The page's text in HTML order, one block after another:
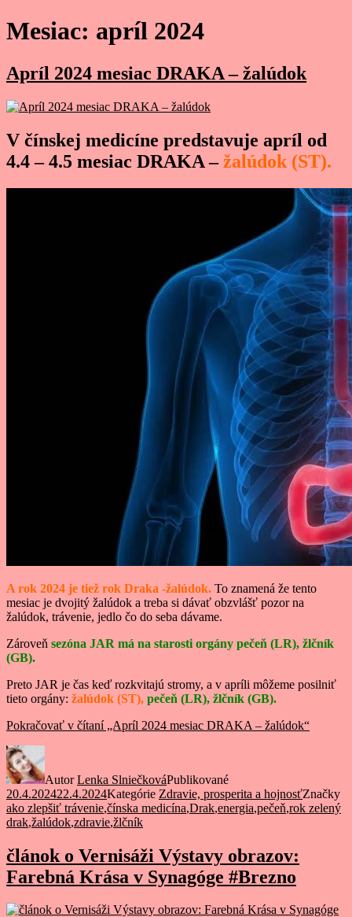
Mesiac: apríl 2024
Apríl 2024 mesiac DRAKA – žalúdok
V čínskej medicíne predstavuje apríl od
4.4 – 4.5 mesiac DRAKA – žalúdok (ST).
A rok 2024 je tiež rok Draka -žalúdok. To znamená že tento
mesiac je dvojitý žalúdok a treba si dávať obzvlášť pozor na
žalúdok, trávenie, jedlo čo do seba dávame.
Zároveň sezóna JAR má na starosti orgány pečeň (LR), žlčník
(GB).
Preto JAR je čas keď rozkvitajú stromy, a v apríli môžeme posilniť
tieto orgány: žalúdok (ST), pečeň (LR), žlčník (GB).
Pokračovať v čítaní„Apríl 2024 mesiac DRAKA – žalúdok“
AutorLenka SlniečkováPublikované
20.4.202422.4.2024Kategórie Zdravie, prosperita a hojnosťZnačky
ako zlepšiť trávenie,čínska medicína,Drak,energia,pečeň,rok zelený
drak,žalúdok,zdravie,žlčník
článok o Vernisáži Výstavy obrazov:
Farebná Krása v Synagóge #Brezno